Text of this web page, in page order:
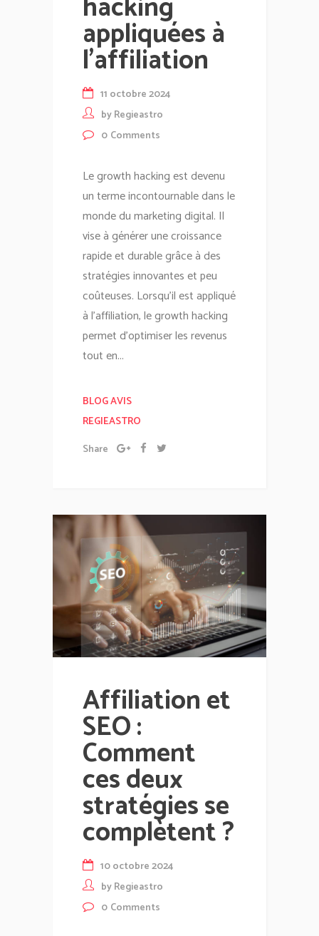
appliquées à
l’affiliation
11 octobre 2024
byRegieastro
0 Comments
Le growth hacking est devenu
un terme incontournable dans le
monde du marketing digital. Il
vise à générer une croissance
rapide et durable grâce à des
stratégies innovantes et peu
coûteuses. Lorsqu'il est appliqué
à l'affiliation, le growth hacking
permet d'optimiser les revenus
tout en...
BLOG AVIS
REGIEASTRO
Share
Affiliation et
SEO :
Comment
ces deux
stratégies se
complètent ?
10 octobre 2024
byRegieastro
0 Comments